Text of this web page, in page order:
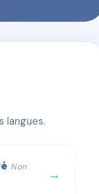
langues.
Non
→